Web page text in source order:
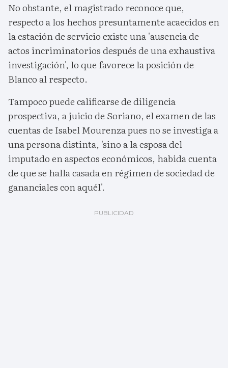
No obstante, el magistrado reconoce que,
respecto a los hechos presuntamente acaecidos en
la estación de servicio existe una 'ausencia de
actos incriminatorios después de una exhaustiva
investigación', lo que favorece la posición de
Blanco al respecto.
Tampoco puede calificarse de diligencia
prospectiva, a juicio de Soriano, el examen de las
cuentas de Isabel Mourenza pues no se investiga a
una persona distinta, 'sino a la esposa del
imputado en aspectos económicos, habida cuenta
de que se halla casada en régimen de sociedad de
gananciales con aquél'.